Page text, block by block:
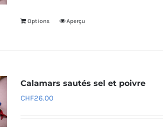
Options Aperçu
Calamars sautés sel et poivre
CHF26.00